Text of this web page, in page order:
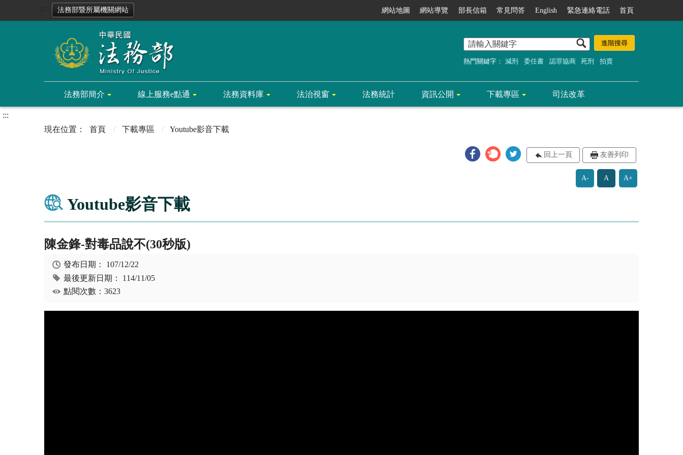
法務部暨所屬機關網站 網站地圖 網站導覽 部長信箱 常見問答 English 緊急連絡電話 首頁
熱門關鍵字： 減刑 委任書 認罪協商 死刑 拍賣
法務部簡介 線上服務e點通 法務資料庫 法治視窗 法務統計 資訊公開 下載專區 司法改革
:::
首頁
下載專區 Youtube影音下載
回上一頁 友善列印
A- A A+
Youtube影音下載
陳金鋒-對毒品說不(30秒版)
發布日期： 107/12/22
最後更新日期： 114/11/05
點閱次數：3623